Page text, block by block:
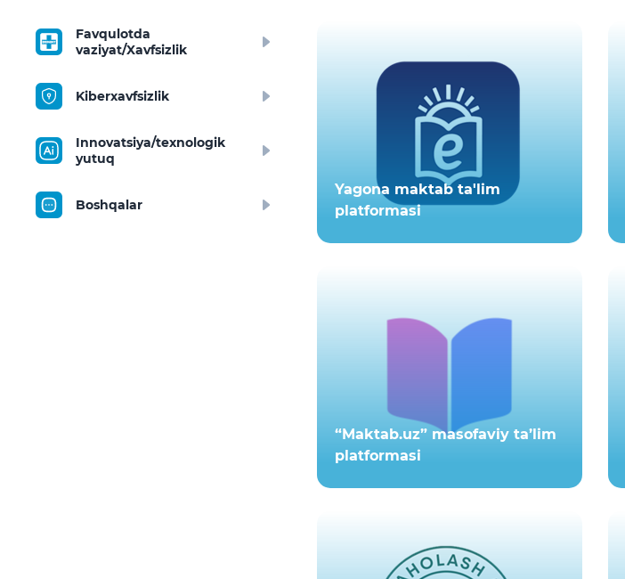
Favqulotda
vaziyat/Xavfsizlik
Kiberxavfsizlik
Innovatsiya/texnologik
yutuq
Boshqalar
Yagona maktab ta'lim
platformasi
“Maktab.uz” masofaviy ta’lim
platformasi